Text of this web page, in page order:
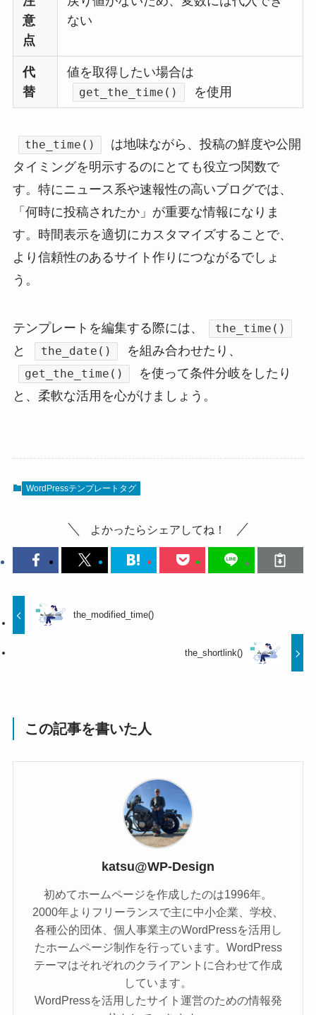
意
点
ない
代
替
値を取得したい場合は
get_the_time() を使用
the_time()
は地味ながら、投稿の鮮度や公開
タイミングを明示するのにとても役立つ関数で
す。特にニュース系や速報性の高いブログでは、
「何時に投稿されたか」が重要な情報になりま
す。時間表示を適切にカスタマイズすることで、
より信頼性のあるサイト作りにつながるでしょ
う。
テンプレートを編集する際には、 the_time()
と the_date() を組み合わせたり、
get_the_time()
を使って条件分岐をしたり
と、柔軟な活用を心がけましょう。
WordPressテンプレートタグ
よかったらシェアしてね！
the_modified_time()
the_shortlink()
この記事を書いた人
katsu@WP-Design
初めてホームページを作成したのは1996年。
2000年よりフリーランスで主に中小企業、学校、
各種公的団体、個人事業主のWordPressを活用し
たホームページ制作を行っています。WordPress
テーマはそれぞれのクライアントに合わせて作成
しています。
WordPressを活用したサイト運営のための情報発